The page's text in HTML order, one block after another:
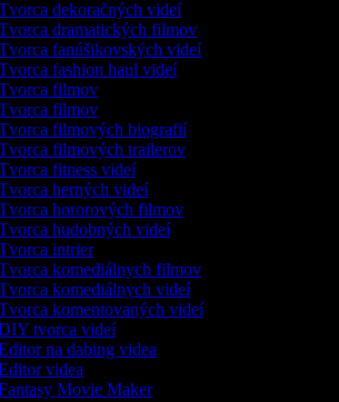
dekoračných videí
dramatických filmov
fanúšikovských videí
fashion haul videí
filmov
filmov
filmových biografií
filmových trailerov
fitness videí
herných videí
hororových filmov
hudobných videí
intrier
komediálnych filmov
komediálnych videí
komentovaných videí
tvorca videí
na dabing videa
videa
Movie Maker